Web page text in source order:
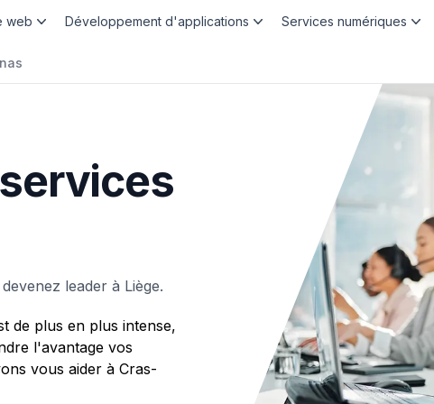
web Développement d'applications Services numériques
leader à Liège.
de plus en plus intense,
l'avantage vos
vous aider à Cras-